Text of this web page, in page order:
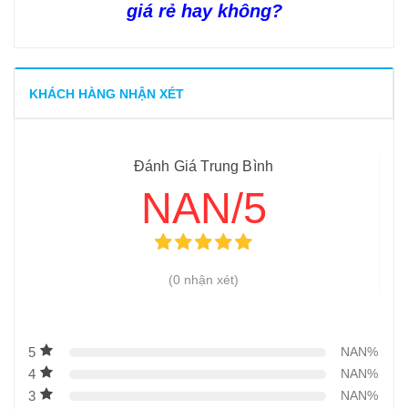
giá rẻ hay không?
KHÁCH HÀNG NHẬN XÉT
Đánh Giá Trung Bình
NAN/5
(0 nhận xét)
5 NAN%
4 NAN%
3 NAN%